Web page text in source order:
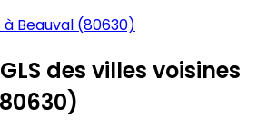
Beauval (80630)
des villes voisines